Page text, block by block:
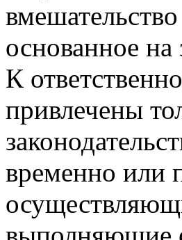
основанное на
К
привлечены
временно или